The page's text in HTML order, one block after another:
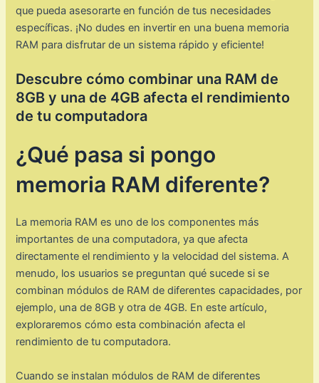
que pueda asesorarte en función de tus necesidades
específicas. ¡No dudes en invertir en una buena memoria
RAM para disfrutar de un sistema rápido y eficiente!
Descubre cómo combinar una RAM de
8GB y una de 4GB afecta el rendimiento
de tu computadora
¿Qué pasa si pongo
memoria RAM diferente?
La memoria RAM es uno de los componentes más
importantes de una computadora, ya que afecta
directamente el rendimiento y la velocidad del sistema. A
menudo, los usuarios se preguntan qué sucede si se
combinan módulos de RAM de diferentes capacidades, por
ejemplo, una de 8GB y otra de 4GB. En este artículo,
exploraremos cómo esta combinación afecta el
rendimiento de tu computadora.
Cuando se instalan módulos de RAM de diferentes